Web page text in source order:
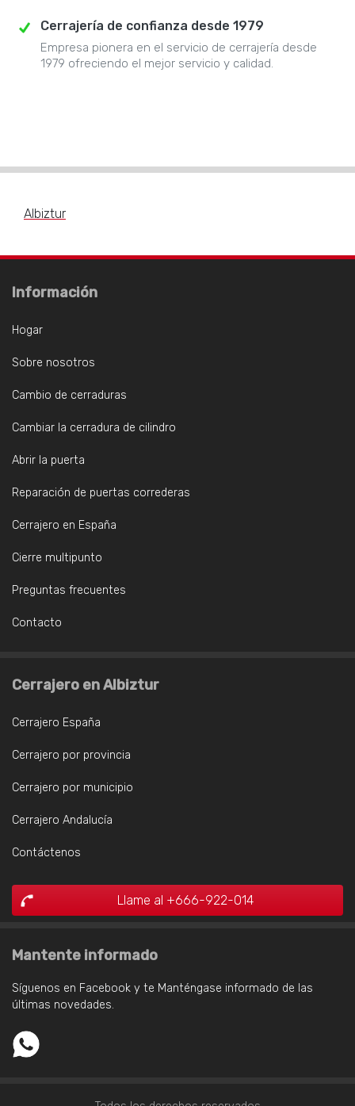
Cerrajería de confianza desde 1979
Empresa pionera en el servicio de cerrajería desde
1979 ofreciendo el mejor servicio y calidad.
Albiztur
Información
Hogar
Sobre nosotros
Cambio de cerraduras
Cambiar la cerradura de cilindro
Abrir la puerta
Reparación de puertas correderas
Cerrajero en España
Cierre multipunto
Preguntas frecuentes
Contacto
Cerrajero en Albiztur
Cerrajero España
Cerrajero por provincia
Cerrajero por municipio
Cerrajero Andalucía
Contáctenos
Llame al +666-922-014
Mantente informado
Síguenos en Facebook y te Manténgase informado de las
últimas novedades.